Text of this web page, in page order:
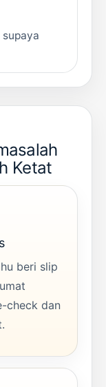
Ketat
beri slip
check dan